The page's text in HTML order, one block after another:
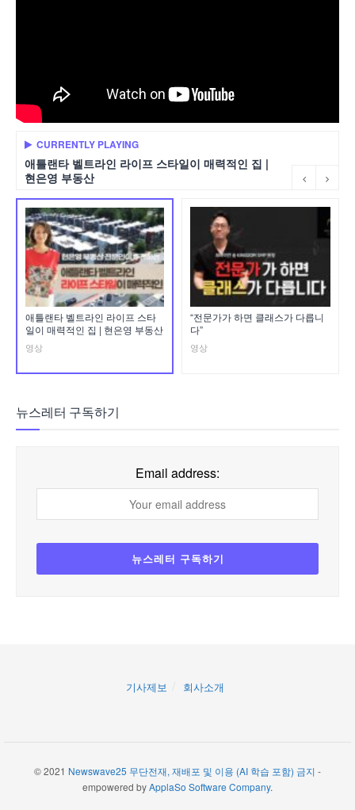
CURRENTLY PLAYING
애틀랜타 벨트라인 라이프 스타일이 매력적인 집 |
현은영 부동산
애틀랜타 벨트라인 라이프 스타
일이 매력적인 집 | 현은영 부동산
영상
“전문가가 하면 클래스가 다릅니
다”
영상
뉴스레터 구독하기
Email address:
기사제보 회사소개
© 2021 Newswave25 무단전재, 재배포 및 이용 (AI 학습 포함) 금지 -
empowered byApplaSo Software Company.